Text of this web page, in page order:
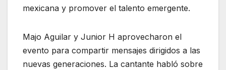
mexicana y promover el talento emergente.
Majo Aguilar y Junior H aprovecharon el
evento para compartir mensajes dirigidos a las
nuevas generaciones. La cantante habló sobre